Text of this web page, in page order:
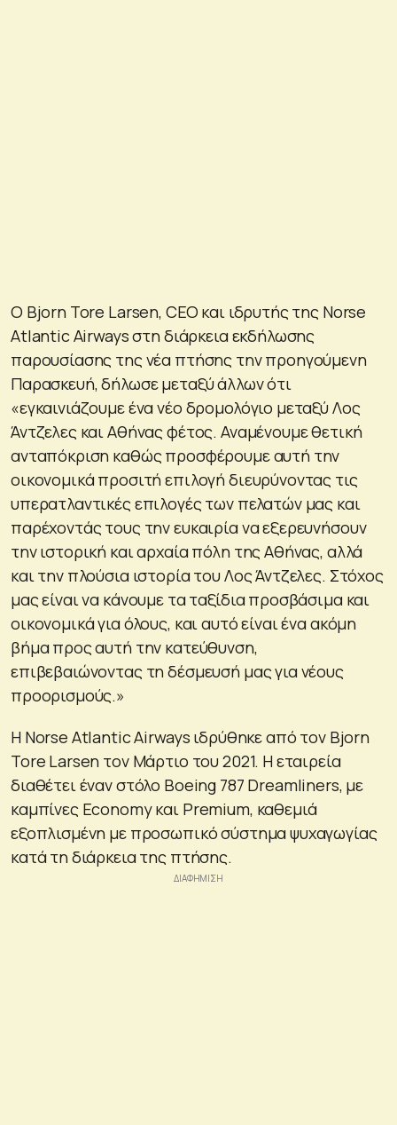
Ο Bjorn Tore Larsen, CEO και ιδρυτής της Norse
Atlantic Airways στη διάρκεια εκδήλωσης
παρουσίασης της νέα πτήσης την προηγούμενη
Παρασκευή, δήλωσε μεταξύ άλλων ότι
«εγκαινιάζουμε ένα νέο δρομολόγιο μεταξύ Λος
Άντζελες και Αθήνας φέτος. Αναμένουμε θετική
ανταπόκριση καθώς προσφέρουμε αυτή την
οικονομικά προσιτή επιλογή διευρύνοντας τις
υπερατλαντικές επιλογές των πελατών μας και
παρέχοντάς τους την ευκαιρία να εξερευνήσουν
την ιστορική και αρχαία πόλη της Αθήνας, αλλά
και την πλούσια ιστορία του Λος Άντζελες. Στόχος
μας είναι να κάνουμε τα ταξίδια προσβάσιμα και
οικονομικά για όλους, και αυτό είναι ένα ακόμη
βήμα προς αυτή την κατεύθυνση,
επιβεβαιώνοντας τη δέσμευσή μας για νέους
προορισμούς.»
Η Norse Atlantic Airways ιδρύθηκε από τον Bjorn
Tore Larsen τον Μάρτιο του 2021. Η εταιρεία
διαθέτει έναν στόλο Boeing 787 Dreamliners, με
καμπίνες Economy και Premium, καθεμιά
εξοπλισμένη με προσωπικό σύστημα ψυχαγωγίας
κατά τη διάρκεια της πτήσης.